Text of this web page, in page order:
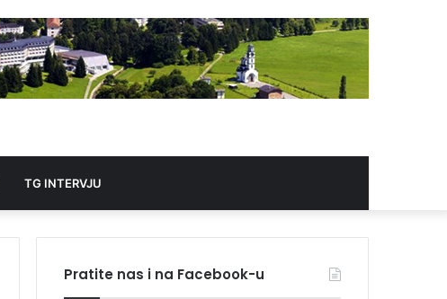
TG INTERVJU
Pratite nas i na Facebook-u